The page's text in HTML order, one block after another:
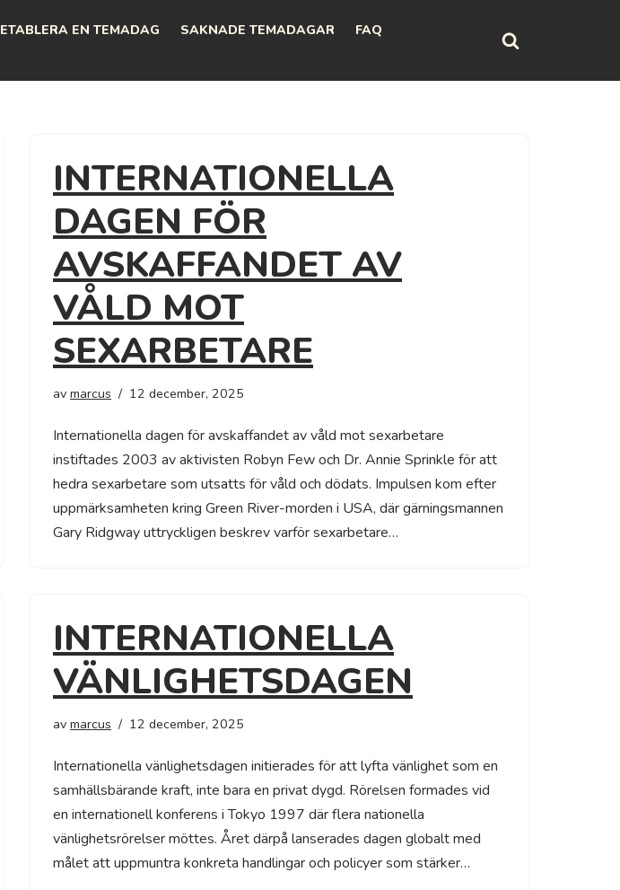
ETABLERA EN TEMADAG SAKNADE TEMADAGAR
FAQ
INTERNATIONELLA
DAGEN FÖR
AVSKAFFANDET AV
VÅLD MOT
SEXARBETARE
av marcus 12 december, 2025
Internationella dagen för avskaffandet av våld mot sexarbetare
instiftades 2003 av aktivisten Robyn Few och Dr. Annie Sprinkle för att
hedra sexarbetare som utsatts för våld och dödats. Impulsen kom efter
uppmärksamheten kring Green River-morden i USA, där gärningsmannen
Gary Ridgway uttryckligen beskrev varför sexarbetare…
INTERNATIONELLA
VÄNLIGHETSDAGEN
av marcus 12 december, 2025
Internationella vänlighetsdagen initierades för att lyfta vänlighet som en
samhällsbärande kraft, inte bara en privat dygd. Rörelsen formades vid
en internationell konferens i Tokyo 1997 där flera nationella
vänlighetsrörelser möttes. Året därpå lanserades dagen globalt med
målet att uppmuntra konkreta handlingar och policyer som stärker…